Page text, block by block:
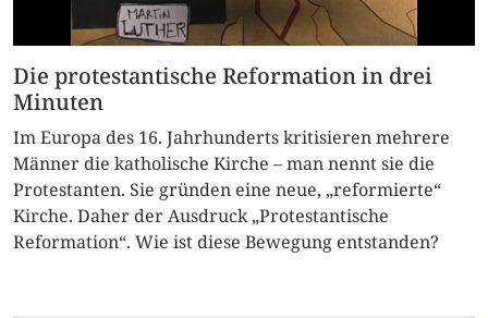
Die protestantische Reformation in drei
Minuten
Im Europa des 16. Jahrhunderts kritisieren mehrere
Männer die katholische Kirche – man nennt sie die
Protestanten. Sie gründen eine neue, „reformierte“
Kirche. Daher der Ausdruck „Protestantische
Reformation“. Wie ist diese Bewegung entstanden?